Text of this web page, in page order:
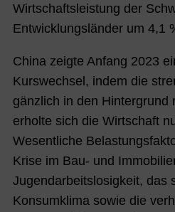
Wirtschaftsleistung der
Entwicklungsländer um 4,1
China zeigte Anfang 2023
Kurswechsel, indem die
gänzlich in den Hintergrund
erholte sich die Wirtschaft
Wesentliche
Krise im Bau- und
Jugendarbeitslosigkeit, das
Konsumklima sowie die